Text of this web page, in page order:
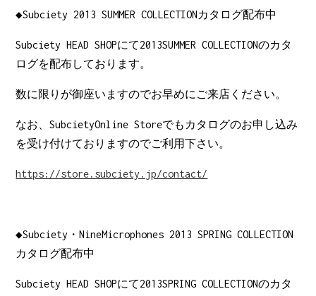
◆Subciety 2013 SUMMER COLLECTIONカタログ配布中
Subciety HEAD SHOPにて2013SUMMER COLLECTIONのカタ
ログを配布しております。
数に限りが御座いますのでお早めにご来店ください。
なお、SubcietyOnline Storeでもカタログのお申し込み
を受け付けておりますのでご利用下さい。
https://store.subciety.jp/contact/
◆Subciety・NineMicrophones 2013 SPRING COLLECTION
カタログ配布中
Subciety HEAD SHOPにて2013SPRING COLLECTIONのカタ